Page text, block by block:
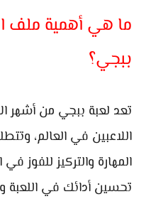
ما هي أهمية ملف
ببجي؟
تعد لعبة ببجي من أشهر
اللاعبين في العالم،
المهارة والتركيز للفوز
تحسين أدائك في اللعبة